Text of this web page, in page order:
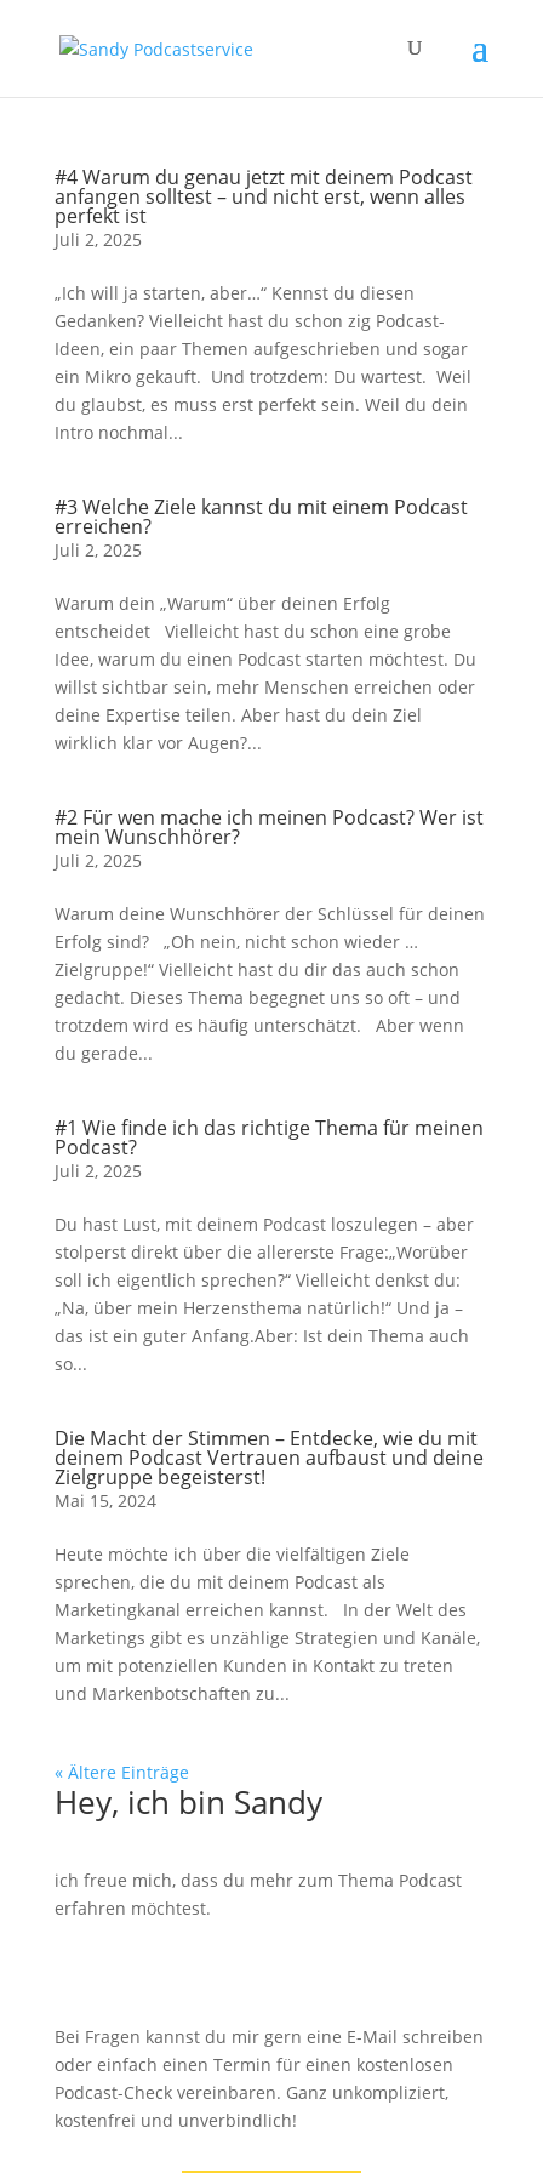
#4 Warum du genau jetzt mit deinem Podcast
anfangen solltest – und nicht erst, wenn alles
perfekt ist
Juli 2, 2025
„Ich will ja starten, aber…“ Kennst du diesen
Gedanken? Vielleicht hast du schon zig Podcast-
Ideen, ein paar Themen aufgeschrieben und sogar
ein Mikro gekauft. Und trotzdem: Du wartest. Weil
du glaubst, es muss erst perfekt sein. Weil du dein
Intro nochmal...
#3 Welche Ziele kannst du mit einem Podcast
erreichen?
Juli 2, 2025
Warum dein „Warum“ über deinen Erfolg
entscheidet Vielleicht hast du schon eine grobe
Idee, warum du einen Podcast starten möchtest. Du
willst sichtbar sein, mehr Menschen erreichen oder
deine Expertise teilen. Aber hast du dein Ziel
wirklich klar vor Augen?...
#2 Für wen mache ich meinen Podcast? Wer ist
mein Wunschhörer?
Juli 2, 2025
Warum deine Wunschhörer der Schlüssel für deinen
Erfolg sind? „Oh nein, nicht schon wieder …
Zielgruppe!“ Vielleicht hast du dir das auch schon
gedacht. Dieses Thema begegnet uns so oft – und
trotzdem wird es häufig unterschätzt. Aber wenn
du gerade...
#1 Wie finde ich das richtige Thema für meinen
Podcast?
Juli 2, 2025
Du hast Lust, mit deinem Podcast loszulegen – aber
stolperst direkt über die allererste Frage:„Worüber
soll ich eigentlich sprechen?“ Vielleicht denkst du:
„Na, über mein Herzensthema natürlich!“ Und ja –
das ist ein guter Anfang.Aber: Ist dein Thema auch
so...
Die Macht der Stimmen – Entdecke, wie du mit
deinem Podcast Vertrauen aufbaust und deine
Zielgruppe begeisterst!
Mai 15, 2024
Heute möchte ich über die vielfältigen Ziele
sprechen, die du mit deinem Podcast als
Marketingkanal erreichen kannst. In der Welt des
Marketings gibt es unzählige Strategien und Kanäle,
um mit potenziellen Kunden in Kontakt zu treten
und Markenbotschaften zu...
« Ältere Einträge
Hey, ich bin Sandy
ich freue mich, dass du mehr zum Thema Podcast
erfahren möchtest.
Bei Fragen kannst du mir gern eine E-Mail schreiben
oder einfach einen Termin für einen kostenlosen
Podcast-Check vereinbaren. Ganz unkompliziert,
kostenfrei und unverbindlich!